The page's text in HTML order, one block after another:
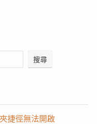
搜尋
捷徑無法開啟